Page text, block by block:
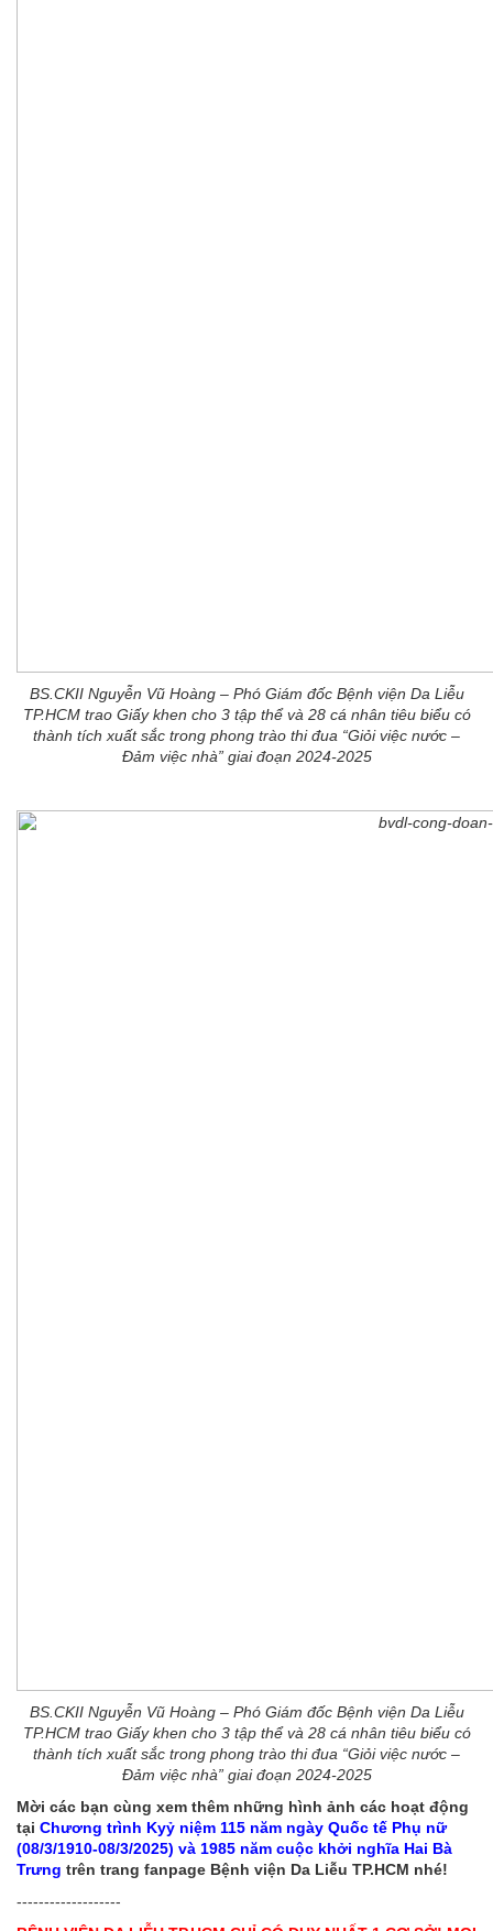
BS.CKII Nguyễn Vũ Hoàng – Phó Giám đốc Bệnh viện Da Liễu
TP.HCM trao Giấy khen cho 3 tập thể và 28 cá nhân tiêu biểu có
thành tích xuất sắc trong phong trào thi đua “Giỏi việc nước –
Đảm việc nhà” giai đoạn 2024-2025
BS.CKII Nguyễn Vũ Hoàng – Phó Giám đốc Bệnh viện Da Liễu
TP.HCM trao Giấy khen cho 3 tập thể và 28 cá nhân tiêu biểu có
thành tích xuất sắc trong phong trào thi đua “Giỏi việc nước –
Đảm việc nhà” giai đoạn 2024-2025
Mời các bạn cùng xem thêm những hình ảnh các hoạt động
tại Chương trình Kyỷ niệm 115 năm ngày Quốc tế Phụ nữ
(08/3/1910-08/3/2025) và 1985 năm cuộc khởi nghĩa Hai Bà
Trưng trên trang fanpage Bệnh viện Da Liễu TP.HCM nhé!
-------------------